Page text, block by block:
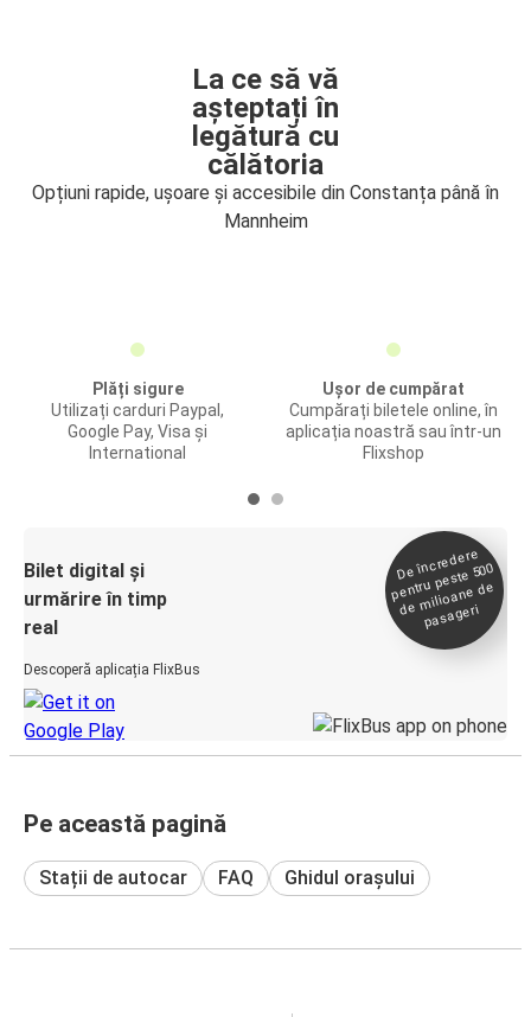
La ce să vă
așteptați în
legătură cu
călătoria
Opțiuni rapide, ușoare și accesibile din Constanța până în
Mannheim
Plăți sigure
Utilizați carduri Paypal,
Google Pay, Visa și
International
Ușor de cumpărat
Cumpărați biletele online, în
aplicația noastră sau într-un
Flixshop
Bilet digital și
urmărire în timp
real
Descoperă aplicația FlixBus
De încredere
pentru peste 500
de
milioane de
pasageri
Pe această pagină
Stații de autocar FAQ Ghidul orașului